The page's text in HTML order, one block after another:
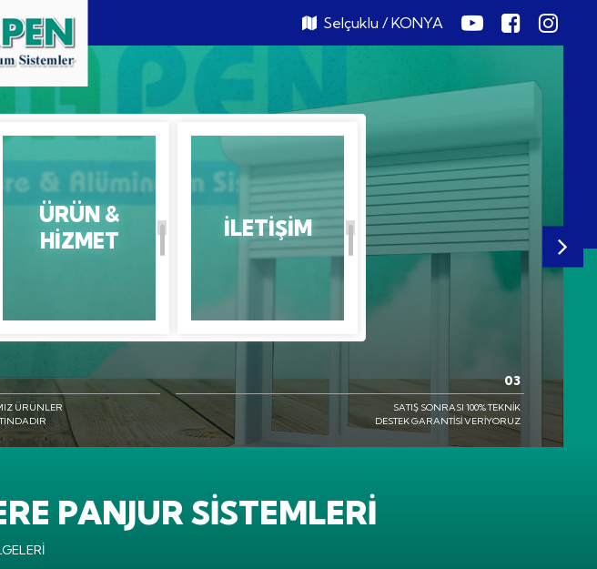
Selçuklu / KONYA
ÜRÜN &
İLETIŞIM
02
PANJUR SISTEMLERI